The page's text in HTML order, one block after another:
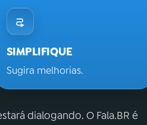
SIMPLIFIQUE
Sugira melhorias.
dialogando. O Fala.BR é